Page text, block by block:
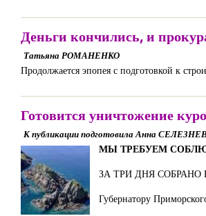
Деньги кончились, и
Татьяна РОМАНЕНКО
Продолжается эпопея с подготовкой к
Готовится уничтожение
К публикации подготовила Анна
МЫ ТРЕБУЕМ
ЗА ТРИ ДНЯ СОБРАНО
Губернатору